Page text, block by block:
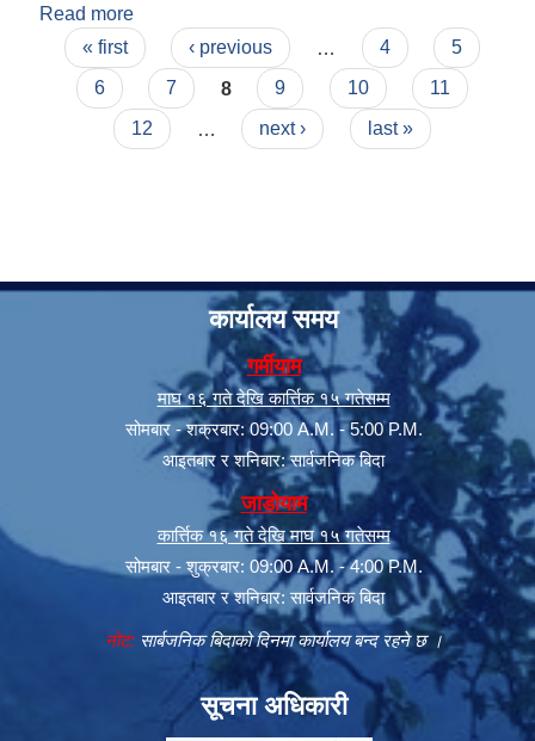
Read more
Pages
« first ‹ previous 4
5
6
7 8 9 10
11
12
next › last »
कार्यालय समय
गर्मीयाम
माघ १६ गते देखि कार्त्तिक १५ गतेसम्म
सोमबार - शक्रबार: 09:00 A.M. - 5:00 P.M.
आइतबार र शनिबार: सार्वजनिक बिदा
जाडोयाम
कार्त्तिक १६ गते देखि माघ १५ गतेसम्म
सोमबार - शुक्रबार: 09:00 A.M. - 4:00 P.M.
आइतबार र शनिबार: सार्वजनिक बिदा
नोट:सार्बजनिक बिदाको दिनमा कार्यालय बन्द रहने छ ।
सूचना अधिकारी